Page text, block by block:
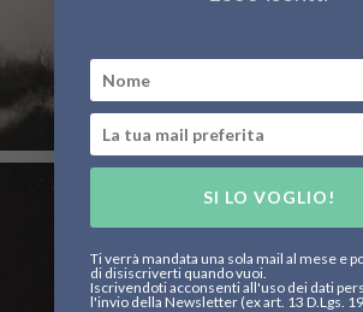
SI LO VOGLIO!
Ti verrà mandata una sola mail al mese e
di disiscriverti quando vuoi.
Iscrivendoti acconsenti all'uso dei dati
l'invio della Newsletter (ex art. 13 D.Lgs.